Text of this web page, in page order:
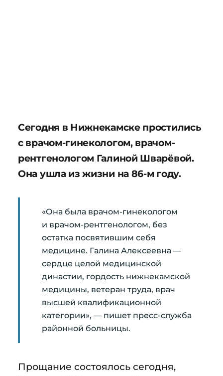
Сегодня в Нижнекамске простились
с врачом-гинекологом, врачом-
рентгенологом Галиной Шварёвой.
Она ушла из жизни на 86-м году.
«Она была врачом-гинекологом
и врачом-рентгенологом, без
остатка посвятившим себя
медицине. Галина Алексеевна —
сердце целой медицинской
династии, гордость нижнекамской
медицины, ветеран труда, врач
высшей квалификационной
категории», — пишет пресс-служба
районной больницы.
Прощание состоялось сегодня,